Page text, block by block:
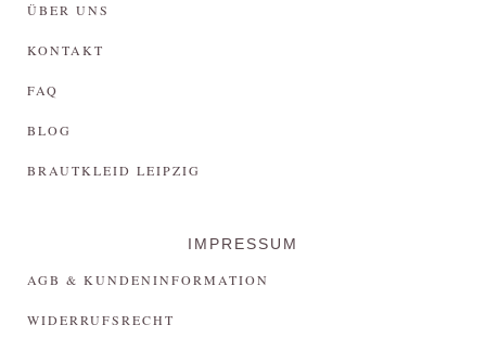
ÜBER UNS
KONTAKT
FAQ
BLOG
BRAUTKLEID LEIPZIG
IMPRESSUM
AGB & KUNDENINFORMATION
WIDERRUFSRECHT